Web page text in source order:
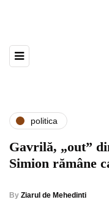
politica
Gavrilă, „out”
Simion rămâne
By Ziarul de Mehedinti